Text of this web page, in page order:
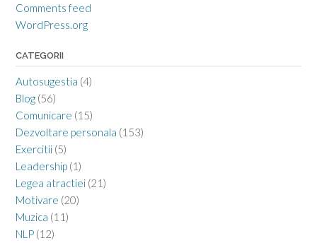
Comments feed
WordPress.org
CATEGORII
Autosugestia (4)
Blog (56)
Comunicare (15)
Dezvoltare personala (153)
Exercitii (5)
Leadership (1)
Legea atractiei (21)
Motivare (20)
Muzica (11)
NLP (12)